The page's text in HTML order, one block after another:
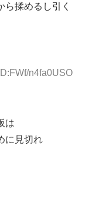
揉めるし引く
n4fa0USO
は
に見切れ